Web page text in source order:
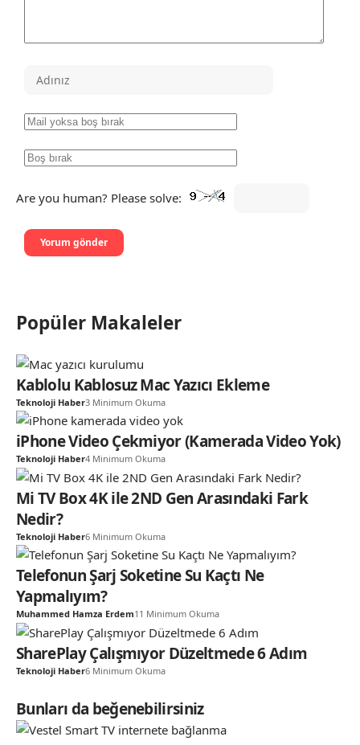
Are you human? Please solve:
Popüler Makaleler
Kablolu Kablosuz Mac Yazıcı Ekleme
Teknoloji Haber3 Minimum Okuma
iPhone Video Çekmiyor (Kamerada Video Yok)
Teknoloji Haber4 Minimum Okuma
Mi TV Box 4K ile 2ND Gen Arasındaki Fark
Nedir?
Teknoloji Haber6 Minimum Okuma
Telefonun Şarj Soketine Su Kaçtı Ne
Yapmalıyım?
Muhammed Hamza Erdem11 Minimum Okuma
SharePlay Çalışmıyor Düzeltmede 6 Adım
Teknoloji Haber6 Minimum Okuma
Bunları da beğenebilirsiniz